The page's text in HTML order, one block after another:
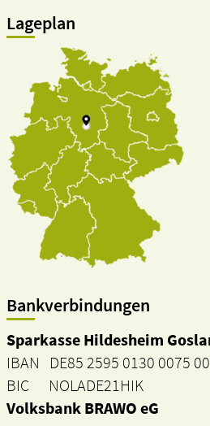
Lageplan
Bankverbindungen
Sparkasse Hildesheim
IBAN DE85 2595 0130 0075
BIC NOLADE21HIK
Volksbank BRAWO eG